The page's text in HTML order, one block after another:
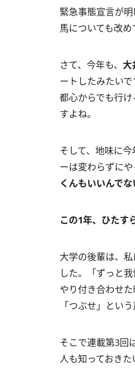
緊急事態宣言が
馬についても改
さて、今年も、 大
ートしたみたい
都心からでも行
すよね。
そして、地味に
ーは変わらずにや
くんもいいんで
この1年、ひたす
大学の後輩は、
した。「ずっと
やり付き合わせ
「つぶせ」とい
そこで連載第3回
人も知っておき